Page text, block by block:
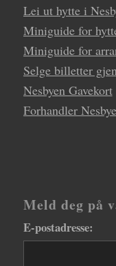
Lei ut hytte i
Miniguide for
Miniguide for
Selge billetter
Nesbyen Gavekort
Forhandler
Meld deg på
E-postadresse: